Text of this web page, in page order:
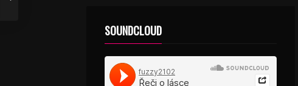
SOUNDCLOUD